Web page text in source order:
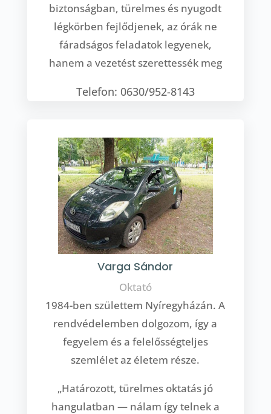
biztonságban, türelmes és nyugodt
légkörben fejlődjenek, az órák ne
fáradságos feladatok legyenek,
hanem a vezetést szerettessék meg
Telefon: 0630/952-8143
Varga Sándor
Oktató
1984-ben születtem Nyíregyházán. A
rendvédelemben dolgozom, így a
fegyelem és a felelősségteljes
szemlélet az életem része.
„Határozott, türelmes oktatás jó
hangulatban — nálam így telnek a